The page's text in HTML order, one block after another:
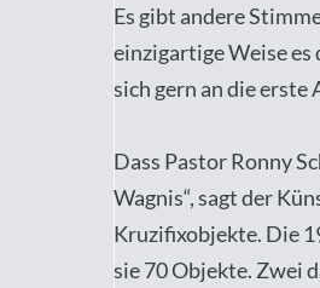
Es gibt andere
einzigartige Weise
sich gern an die
Dass Pastor Ronny
Wagnis“, sagt der
Kruzifixobjekte. Die
sie 70 Objekte. Zwei